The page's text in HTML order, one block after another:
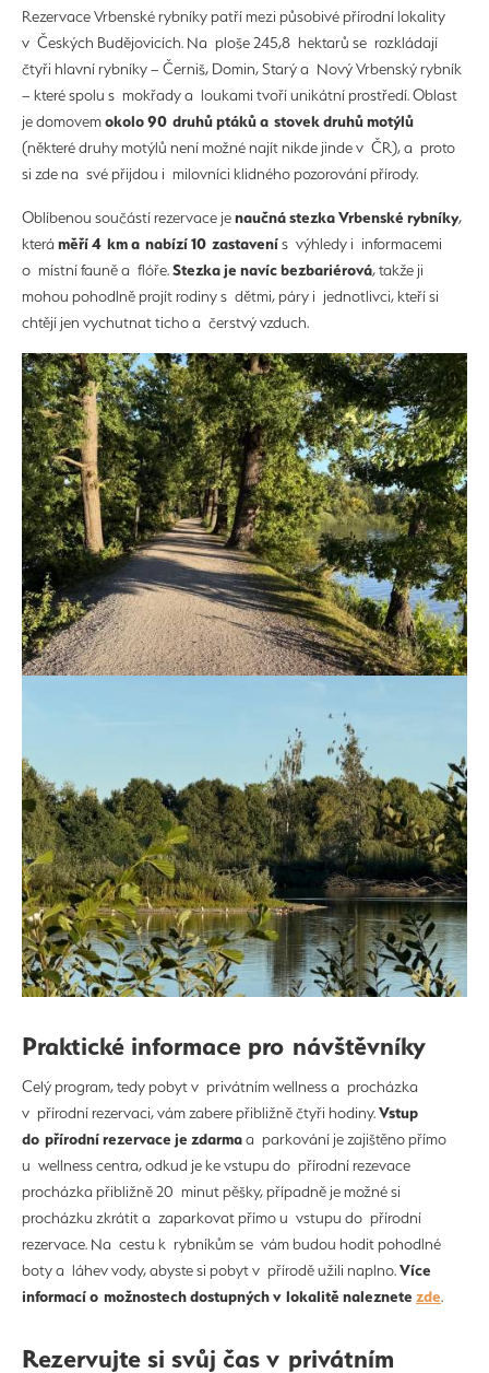
Rezervace Vrbenské rybníky patří mezi působivé přírodní lokality
v Českých Budějovicích. Na ploše 245,8 hektarů se rozkládají
čtyři hlavní rybníky – Černiš, Domin, Starý a Nový Vrbenský rybník
– které spolu s mokřady a loukami tvoří unikátní prostředí. Oblast
je domovemokolo 90 druhů ptáků a stovek druhů motýlů
(některé druhy motýlů není možné najít nikde jinde v ČR), a proto
si zde na své přijdou i milovníci klidného pozorování přírody.
Oblíbenou součástí rezervace jenaučná stezka Vrbenské rybníky,
kteráměří 4 km a nabízí 10 zastavenís výhledy i informacemi
o místní fauně a flóře.Stezka je navíc bezbariérová, takže ji
mohou pohodlně projít rodiny s dětmi, páry i jednotlivci, kteří si
chtějí jen vychutnat ticho a čerstvý vzduch.
Praktické informace pro návštěvníky
Celý program, tedy pobyt v privátním wellness a procházka
v přírodní rezervaci, vám zabere přibližně čtyři hodiny.Vstup
do přírodní rezervace je zdarmaa parkování je zajištěno přímo
u wellness centra, odkud je ke vstupu do přírodní rezevace
procházka přibližně 20 minut pěšky, případně je možné si
procházku zkrátit a zaparkovat přímo u vstupu do přírodní
rezervace. Na cestu k rybníkům se vám budou hodit pohodlné
boty a láhev vody, abyste si pobyt v přírodě užili naplno.Více
informací o možnostech dostupných v lokalitě naleznete zde.
Rezervujte si svůj čas v privátním